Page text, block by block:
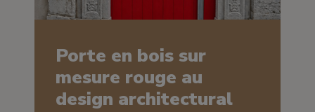
Porte en bois sur
mesure rouge au
design architectural